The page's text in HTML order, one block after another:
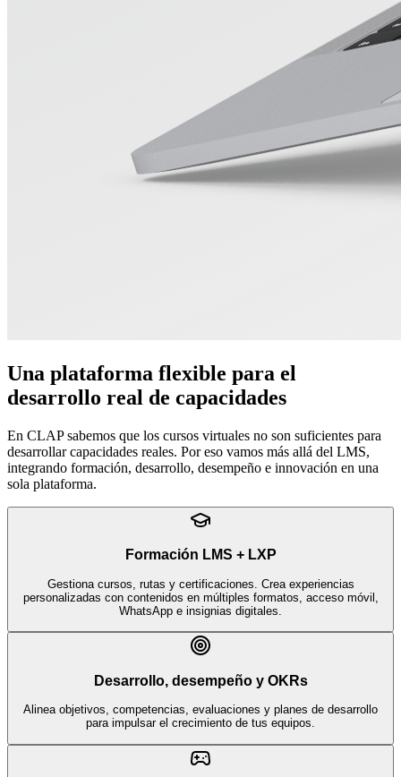
Una plataforma flexible para el
desarrollo real de capacidades
En CLAP sabemos que los cursos virtuales no son suficientes para
desarrollar capacidades reales. Por eso vamos más allá del LMS,
integrando formación, desarrollo, desempeño e innovación en una
sola plataforma.
Formación LMS + LXP
Gestiona cursos, rutas y certificaciones. Crea experiencias
personalizadas con contenidos en múltiples formatos, acceso móvil,
WhatsApp e insignias digitales.
Desarrollo, desempeño y OKRs
Alinea objetivos, competencias, evaluaciones y planes de desarrollo
para impulsar el crecimiento de tus equipos.